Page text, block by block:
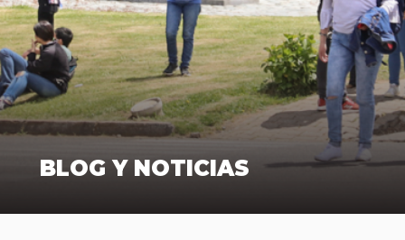
BLOG Y NOTICIAS